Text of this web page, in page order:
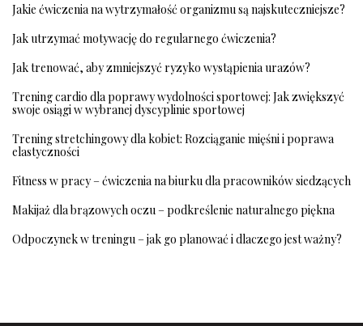
Jakie ćwiczenia na wytrzymałość organizmu są najskuteczniejsze?
Jak utrzymać motywację do regularnego ćwiczenia?
Jak trenować, aby zmniejszyć ryzyko wystąpienia urazów?
Trening cardio dla poprawy wydolności sportowej: Jak zwiększyć
swoje osiągi w wybranej dyscyplinie sportowej
Trening stretchingowy dla kobiet: Rozciąganie mięśni i poprawa
elastyczności
Fitness w pracy – ćwiczenia na biurku dla pracowników siedzących
Makijaż dla brązowych oczu – podkreślenie naturalnego piękna
Odpoczynek w treningu – jak go planować i dlaczego jest ważny?